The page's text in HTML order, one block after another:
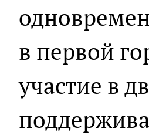
в первой
участие в